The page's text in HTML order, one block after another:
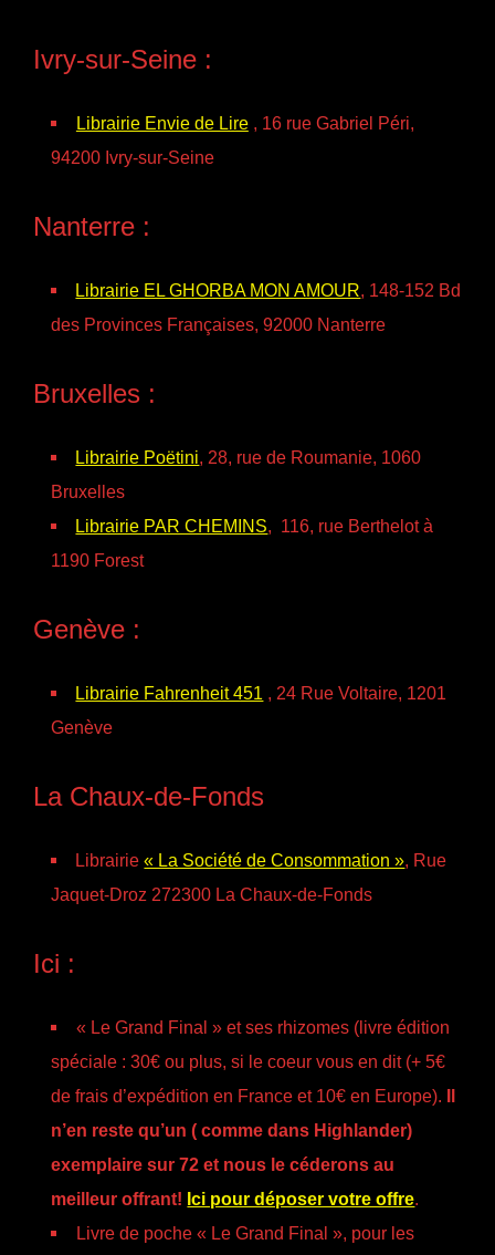
Ivry-sur-Seine :
Librairie Envie de Lire, 16 rue Gabriel Péri,
94200 Ivry-sur-Seine
Nanterre :
Librairie EL GHORBA MON AMOUR , 148-152 Bd
des Provinces Françaises, 92000 Nanterre
Bruxelles :
Librairie Poëtini , 28, rue de Roumanie, 1060
Bruxelles
Librairie PAR CHEMINS , 116, rue Berthelot à
1190 Forest
Genève :
Librairie Fahrenheit 451
, 24 Rue Voltaire, 1201
Genève
La Chaux-de-Fonds
Librairie« La Société de Consommation » , Rue
Jaquet-Droz 272300 La Chaux-de-Fonds
Ici :
« Le Grand Final » et ses rhizomes (livre édition
spéciale : 30€ ou plus, si le coeur vous en dit (+ 5€
de frais d’expédition en France et 10€ en Europe). Il
n’en reste qu’un ( comme dans Highlander)
exemplaire sur 72 et nous le céderons au
meilleur offrant! Ici pour déposer votre offre
Livre de poche « Le Grand Final », pour les